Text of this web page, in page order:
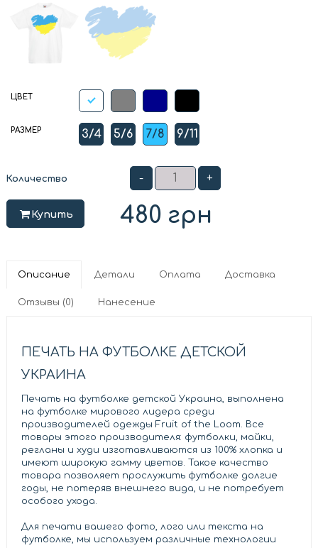
ЦВЕТ
РАЗМЕР 3/4 5/6 7/8 9/11
Количество - +
Купить 480 грн
Описание Детали Оплата Доставка
Отзывы (0) Нанесение
ПЕЧАТЬ НА ФУТБОЛКЕ ДЕТСКОЙ
УКРАИНА
Печать на футболке детской Украина, выполнена
на футболке мирового лидера среди
производителей одежды Fruit of the Loom. Все
товары этого производителя: футболки, майки,
регланы и худи изготавливаются из 100% хлопка и
имеют широкую гамму цветов. Такое качество
товара позволяет прослужить футболке долгие
годы, не потеряв внешнего вида, и не потребует
особого ухода.
Для печати вашего фото, лого или текста на
футболке, мы используем различные технологии